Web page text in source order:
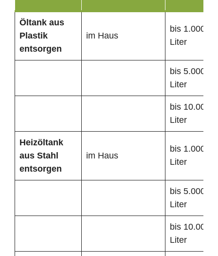
Öltank aus
Plastik
entsorgen
im Haus
bis 1.000
Liter
bis 5.000
Liter
bis 10.000
Liter
Heizöltank
aus Stahl
entsorgen
im Haus
bis 1.000
Liter
bis 5.000
Liter
bis 10.000
Liter